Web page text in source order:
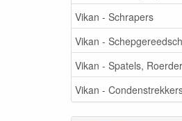
Vikan - Schrapers
Vikan -
Vikan - Spatels,
Vikan -